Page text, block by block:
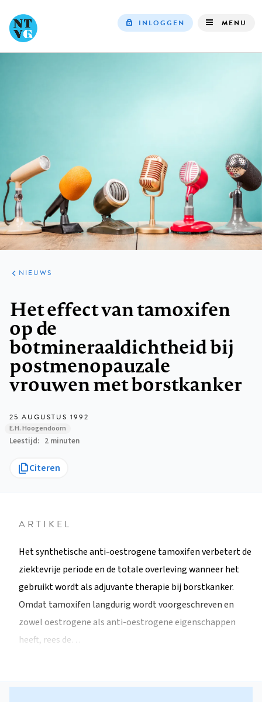
INLOGGEN MENU
ARTIKELEN
HET
KORT
NIEUWS
Het effect van tamoxifen
op de
botmineraaldichtheid bij
postmenopauzale
vrouwen met borstkanker
25 AUGUSTUS 1992
E.H. Hoogendoorn
Leestijd 2 minuten
Citeren
ARTIKEL
Het synthetische anti-oestrogene tamoxifen verbetert de
ziektevrije periode en de totale overleving wanneer het
gebruikt wordt als adjuvante therapie bij borstkanker.
Omdat tamoxifen langdurig wordt voorgeschreven en
zowel oestrogene als anti-oestrogene eigenschappen
heeft, rees de…